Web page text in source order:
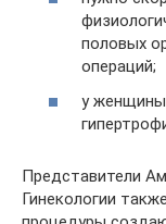
половых
операций;
у женщины
Представители
Гинекологии